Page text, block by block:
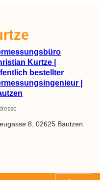
Kurtze |
bestellter
|
8, 02625 Bautzen
Search